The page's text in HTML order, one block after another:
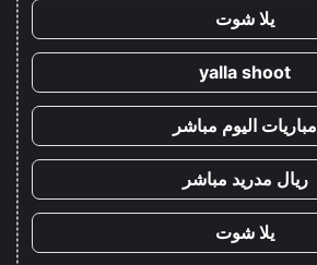
يلا شوت
yalla shoot
مباريات اليوم مباشر
ريال مدريد مباشر
يلا شوت